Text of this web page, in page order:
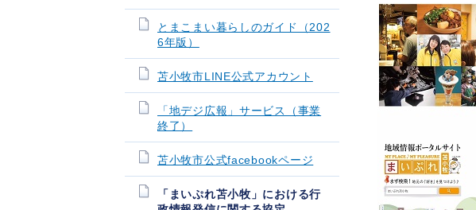
とまこまい暮らしのガイド（202
6年版）
苫小牧市LINE公式アカウント
「地デジ広報」サービス（事業
終了）
苫小牧市公式facebookページ
「まいぷれ苫小牧」における行